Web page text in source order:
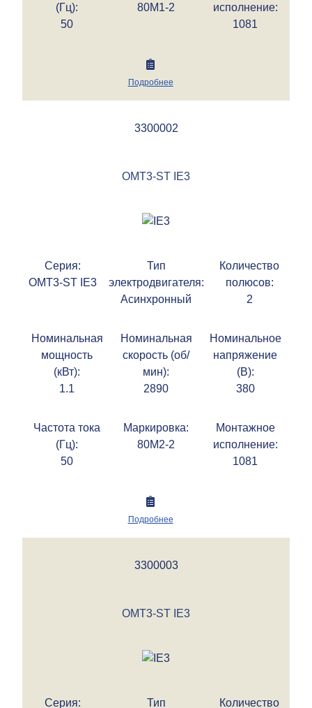
(Гц):
50
80M1-2
исполнение:
1081
Подробнее
3300002
OMT3-ST IE3
Серия:
OMT3-ST IE3
Тип
электродвигателя:
Асинхронный
Количество
полюсов:
2
Номинальная
мощность
(кВт):
1.1
Номинальная
скорость (об/
мин):
2890
Номинальное
напряжение
(В):
380
Частота тока
(Гц):
50
Маркировка:
80M2-2
Монтажное
исполнение:
1081
Подробнее
3300003
OMT3-ST IE3
Серия:
Тип
Количество